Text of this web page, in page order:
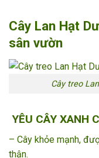
Cây Lan Hạt
sân vườn
Cây treo
YÊU CÂY XANH
– Cây khỏe mạnh,
thận.